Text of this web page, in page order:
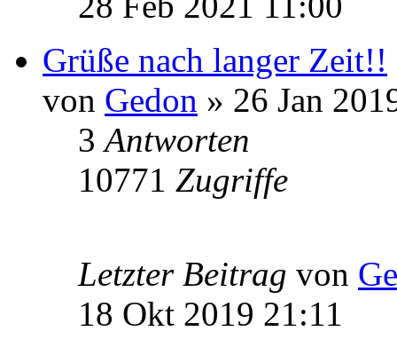
Grüße nach langer Zeit!!
von Gedon » 26 Jan
3Antworten
10771 Zugriffe
Letzter Beitrag von
18 Okt 2019 21:11